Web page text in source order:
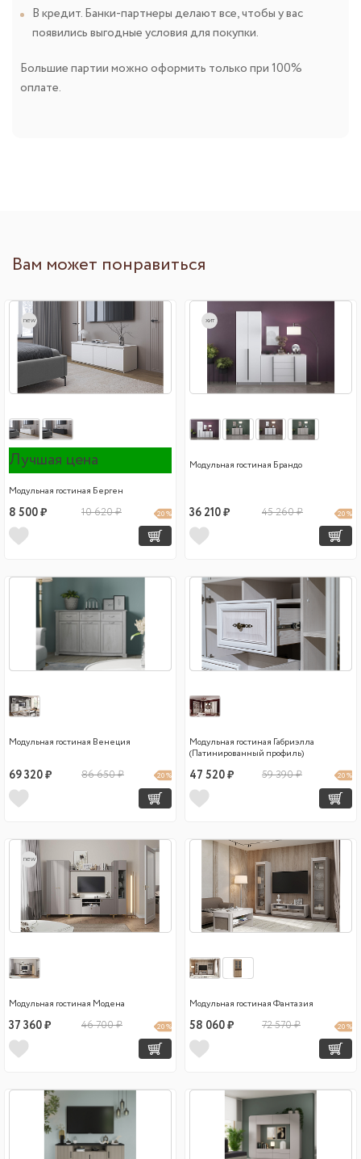
В кредит. Банки-партнеры делают все, чтобы у вас
появились выгодные условия для покупки.
Большие партии можно оформить только при 100%
оплате.
Вам может понравиться
new
Лучшая цена
Модульная гостиная Берген
8 500 ₽ 10 620 ₽ 20 %
хит
Модульная гостиная Брандо
36 210 ₽ 45 260 ₽ 20 %
Модульная гостиная Венеция
69 320 ₽ 86 650 ₽ 20 %
Модульная гостиная Габриэлла
(Патинированный профиль)
47 520 ₽ 59 390 ₽ 20 %
new
Модульная гостиная Модена
37 360 ₽ 46 700 ₽ 20 %
Модульная гостиная Фантазия
58 060 ₽ 72 570 ₽ 20 %